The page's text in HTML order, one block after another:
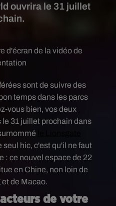
ouvrira le 31 juillet
d'écran de la vidéo de
sont de suivre des
temps dans les parcs
vous bien, vos deux
31 juillet prochain dans
seul hic, c'est qu'il ne faut
: ce nouvel espace de 22
en Chine, non loin de
de Macao.
de votre